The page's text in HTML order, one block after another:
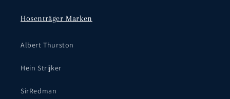
Hosenträger Marken
Albert Thurston
Hein Strijker
SirRedman